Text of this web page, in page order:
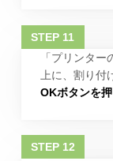
「プリンタ
上に、割り付
OKボタンを押